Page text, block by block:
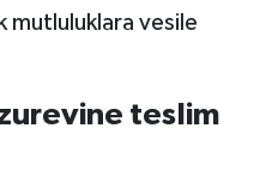
mutluluklara vesile
teslim